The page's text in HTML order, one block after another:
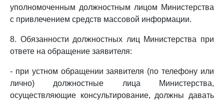
уполномоченным должностным лицом Министерства
с привлечением средств массовой информации.
8. Обязанности должностных лиц Министерства при
ответе на обращение заявителя:
- при устном обращении заявителя (по телефону или
лично) должностные лица Министерства,
осуществляющие консультирование, должны давать